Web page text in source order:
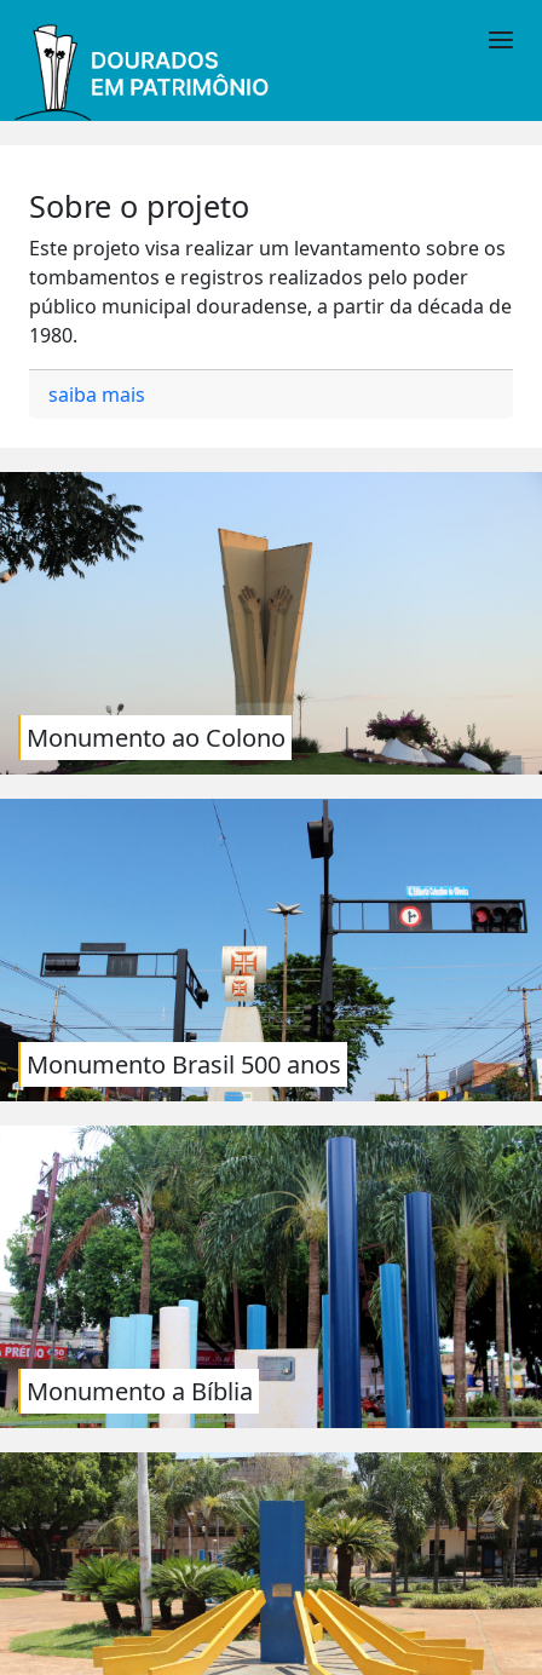
Sobre o projeto
Este projeto visa realizar um levantamento sobre os
tombamentos e registros realizados pelo poder
público municipal douradense, a partir da década de
1980.
saiba mais
Monumento ao Colono
Monumento Brasil 500 anos
Monumento a Bíblia